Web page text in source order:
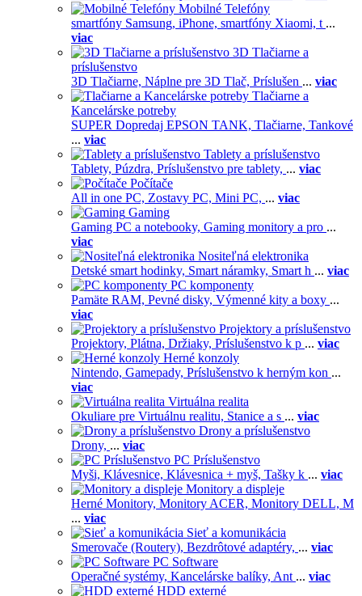
Mobilné Telefóny
smartfóny Samsung, iPhone, smartfóny Xiaomi, t ...
viac
3D Tlačiarne a
príslušenstvo
3D Tlačiarne, Náplne pre 3D Tlač, Príslušen ... viac
Tlačiarne a
Kancelárske potreby
SUPER Dopredaj EPSON TANK, Tlačiarne, Tankové
... viac
Tablety a príslušenstvo
Tablety, Púzdra, Príslušenstvo pre tablety, ... viac
Počítače
All in one PC, Zostavy PC, Mini PC, ... viac
Gaming
Gaming PC a notebooky, Gaming monitory a pro ...
viac
Nositeľná elektronika
Detské smart hodinky, Smart náramky, Smart h ... viac
PC komponenty
Pamäte RAM, Pevné disky, Výmenné kity a boxy ...
viac
Projektory a príslušenstvo
Projektory, Plátna, Držiaky, Príslušenstvo k p ... viac
Herné konzoly
Nintendo, Gamepady, Príslušenstvo k herným kon ...
viac
Virtuálna realita
Okuliare pre Virtuálnu realitu, Stanice a s ... viac
Drony a príslušenstvo
Drony, ... viac
PC Príslušenstvo
Myši, Klávesnice, Klávesnica + myš, Tašky k ... viac
Monitory a displeje
Herné Monitory, Monitory ACER, Monitory DELL, M
... viac
Sieť a komunikácia
Smerovače (Routery), Bezdrôtové adaptéry, ... viac
PC Software
Operačné systémy, Kancelárske balíky, Ant ... viac
HDD externé